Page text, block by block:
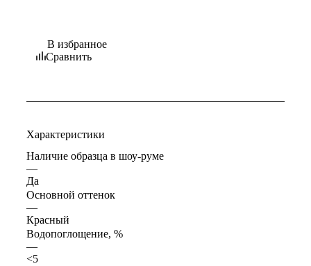
В избранное
Сравнить
Характеристики
Наличие образца в шоу-руме
—
Да
Основной оттенок
—
Красный
Водопоглощение, %
—
<5